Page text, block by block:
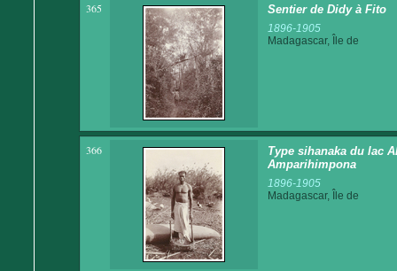
365 Sentier de Didy à Fito
1896-1905
Madagascar, Île de
366
Type sihanaka du lac
Amparihimpona
1896-1905
Madagascar, Île de